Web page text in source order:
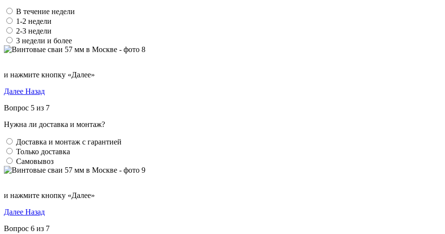
В течение недели
1-2 недели
2-3 недели
3 недели и более
и нажмите кнопку «Далее»
Далее Назад
Вопрос 5 из 7
Нужна ли доставка и монтаж?
Доставка и монтаж с гарантией
Только доставка
Самовывоз
и нажмите кнопку «Далее»
Далее Назад
Вопрос 6 из 7